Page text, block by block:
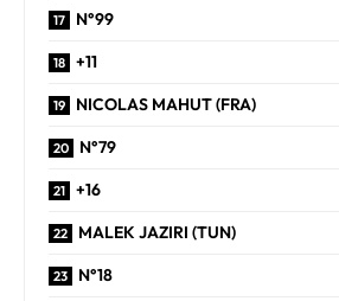
N°99
+11
NICOLAS MAHUT (FRA)
N°79
+16
MALEK JAZIRI (TUN)
N°18